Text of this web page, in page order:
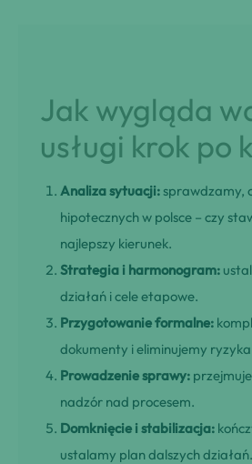
Jak wygląda
usługi krok po
Analiza sytuacji: sprawdzamy,
hipotecznych w polsce – czy
najlepszy kierunek.
Strategia i harmonogram:
działań i cele etapowe.
Przygotowanie formalne:
dokumenty i eliminujemy ryzyka
Prowadzenie sprawy:
nadzór nad procesem.
Domknięcie i stabilizacja:
ustalamy plan dalszych działań.